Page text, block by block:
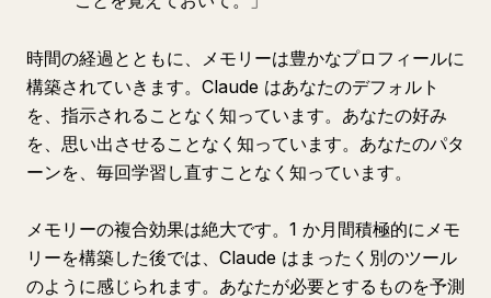
時間の経過とともに、メモリーは豊かなプロフィールに
構築されていきます。Claude はあなたのデフォルト
を、指示されることなく知っています。あなたの好み
を、思い出させることなく知っています。あなたのパタ
ーンを、毎回学習し直すことなく知っています。
メモリーの複合効果は絶大です。1 か月間積極的にメモ
リーを構築した後では、Claude はまったく別のツール
のように感じられます。あなたが必要とするものを予測